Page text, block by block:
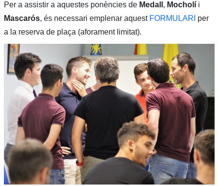
Per a assistir a aquestes ponències de Medall , Mocholí i
Mascarós, és necessari emplenar aquest FORMULARI per
a la reserva de plaça (aforament limitat).